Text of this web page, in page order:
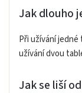
Jak dlouho
Při užívání
užívání dvou
Jak se liší